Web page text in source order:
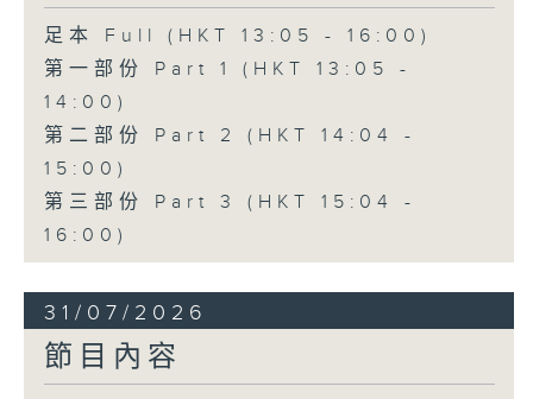
足本 Full (HKT 13:05 - 16:00)
第一部份 Part 1 (HKT 13:05 -
14:00)
第二部份 Part 2 (HKT 14:04 -
15:00)
第三部份 Part 3 (HKT 15:04 -
16:00)
31/07/2026
節目內容